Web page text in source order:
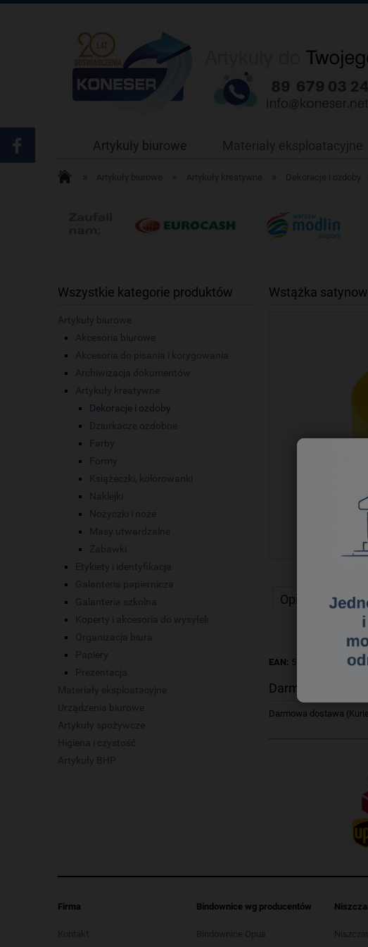
Artykuły biurowe Materiały eksploatacyjne
Artykuły biurowe Artykuły kreatywne Dekoracje i ozdoby
Wszystkie kategorie produktów
Artykuły biurowe
Akcesoria biurowe
Akcesoria do pisania i korygowania
Archiwizacja dokumentów
Artykuły kreatywne
Dekoracje i ozdoby
Dziurkacze ozdobne
Farby
Formy
Książeczki, kolorowanki
Naklejki
Nożyczki i noże
Masy utwardzalne
Zabawki
Etykiety i identyfikacja
Galanteria papiernicza
Galanteria szkolna
Koperty i akcesoria do wysyłek
Organizacja biura
Papiery
Prezentacja
Materiały eksploatacyjne
Urządzenia biurowe
Artykuły spożywcze
Higiena i czystość
Artykuły BHP
Wstążka
Opis
EAN: 5906190683694
Darmowa dostawa
Darmowa dostawa
Firma
Kontakt
Bindownice wg producentów
Bindownice Opus